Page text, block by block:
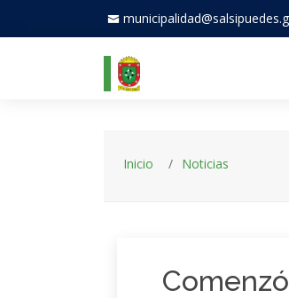
Inicio Noticias